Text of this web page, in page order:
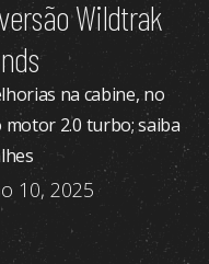
Wildtrak
na cabine, no
2.0 turbo; saiba
10, 2025